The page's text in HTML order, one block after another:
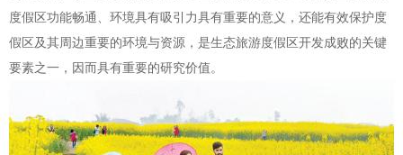
度假区功能畅通、环境具有吸引力具有重要的意义，还能有效保护度
假区及其周边重要的环境与资源，是生态旅游度假区开发成败的关键
要素之一，因而具有重要的研究价值。